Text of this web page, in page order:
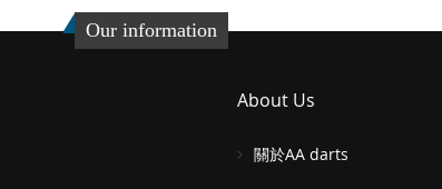
Our information
About Us
關於AA darts